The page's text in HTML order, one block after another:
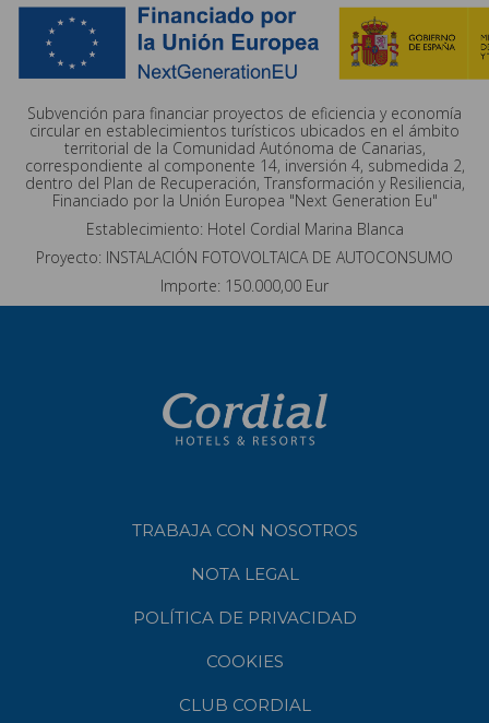
Subvención para financiar proyectos de eficiencia y economía
circular en establecimientos turísticos ubicados en el ámbito
territorial de la Comunidad Autónoma de Canarias,
correspondiente al componente 14, inversión 4, submedida 2,
dentro del Plan de Recuperación, Transformación y Resiliencia,
Financiado por la Unión Europea "Next Generation Eu"
Establecimiento: Hotel Cordial Marina Blanca
Proyecto: INSTALACIÓN FOTOVOLTAICA DE AUTOCONSUMO
Importe: 150.000,00 Eur
TRABAJA CON NOSOTROS
NOTA LEGAL
POLÍTICA DE PRIVACIDAD
COOKIES
CLUB CORDIAL